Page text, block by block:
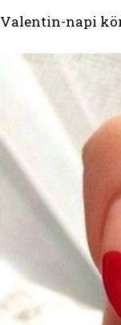
Valentin-napi